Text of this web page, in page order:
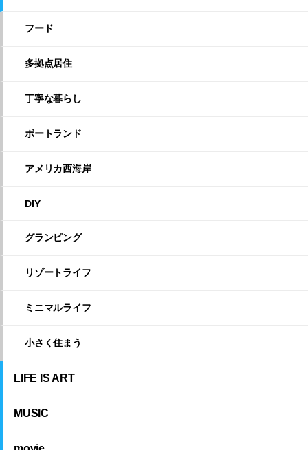
フード
多拠点居住
丁寧な暮らし
ポートランド
アメリカ西海岸
DIY
グランピング
リゾートライフ
ミニマルライフ
小さく住まう
LIFE IS ART
MUSIC